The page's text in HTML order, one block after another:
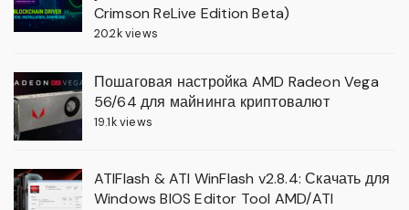
Crimson ReLive Edition Beta)
20.2k views
Пошаговая настройка AMD Radeon Vega
56/64 для майнинга криптовалют
19.1k views
ATIFlash & ATI WinFlash v2.8.4: Скачать для
Windows BIOS Editor Tool AMD/ATI